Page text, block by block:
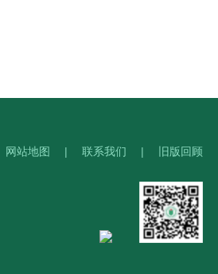
网站地图 | 联系我们 | 旧版回顾